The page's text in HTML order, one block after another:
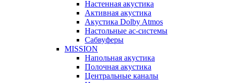
Настенная акустика
Активная акустика
Акустика Dolby Atmos
Настольные ас-системы
Сабвуферы
MISSION
Напольная акустика
Полочная акустика
Центральные каналы